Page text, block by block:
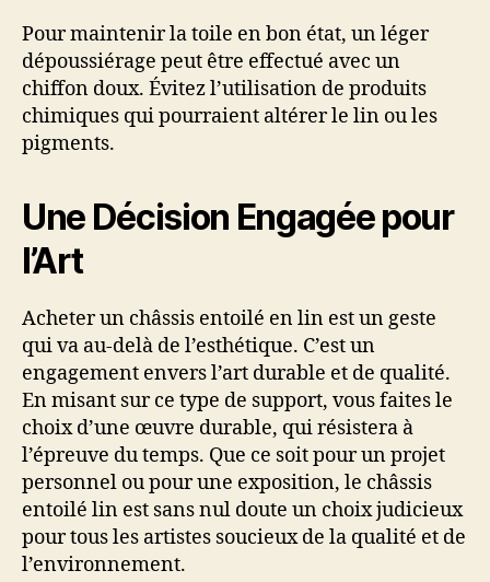
Pour maintenir la toile en bon état, un léger
dépoussiérage peut être effectué avec un
chiffon doux. Évitez l’utilisation de produits
chimiques qui pourraient altérer le lin ou les
pigments.
Une Décision Engagée pour
l’Art
Acheter un châssis entoilé en lin est un geste
qui va au-delà de l’esthétique. C’est un
engagement envers l’art durable et de qualité.
En misant sur ce type de support, vous faites le
choix d’une œuvre durable, qui résistera à
l’épreuve du temps. Que ce soit pour un projet
personnel ou pour une exposition, le châssis
entoilé lin est sans nul doute un choix judicieux
pour tous les artistes soucieux de la qualité et de
l’environnement.